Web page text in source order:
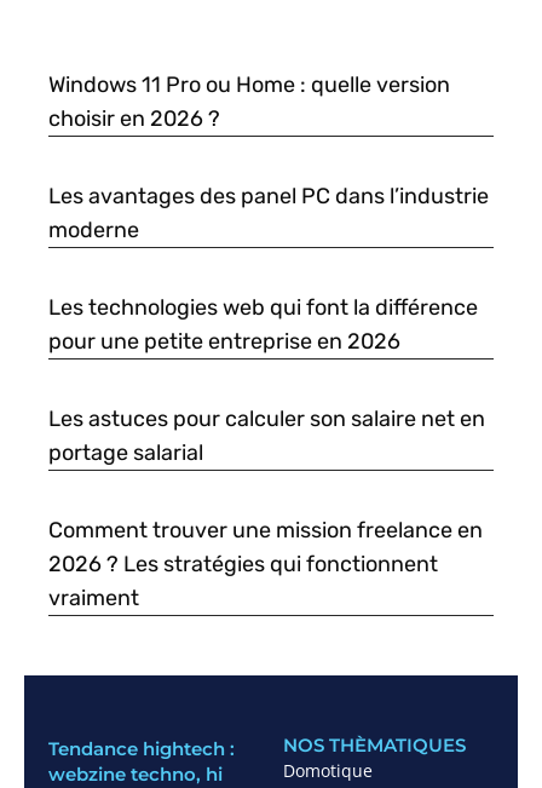
Windows 11 Pro ou Home : quelle version
choisir en 2026 ?
Les avantages des panel PC dans l’industrie
moderne
Les technologies web qui font la différence
pour une petite entreprise en 2026
Les astuces pour calculer son salaire net en
portage salarial
Comment trouver une mission freelance en
2026 ? Les stratégies qui fonctionnent
vraiment
Tendance hightech :
webzine techno, hi
NOS THÈMATIQUES
Domotique